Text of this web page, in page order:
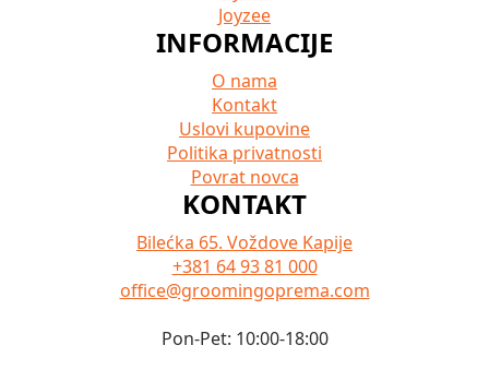
Joyzee
INFORMACIJE
O nama
Kontakt
Uslovi kupovine
Politika privatnosti
Povrat novca
KONTAKT
Bilećka 65. Voždove Kapije
+381 64 93 81 000
office@groomingoprema.com
Pon-Pet: 10:00-18:00